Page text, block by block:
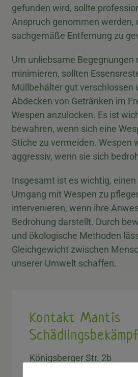
gefunden wird, sollte
Anspruch genommen werden,
sachgemäße Entfernung zu
Um unliebsame Begegnungen
minimieren, sollten
Müllbehälter gut verschlossen
Abdecken von Getränken im
Wespen anzulocken. Es ist
bewahren, wenn sich eine
Stiche zu vermeiden. Wespen
aggressiv, wenn sie sich
Insgesamt ist es wichtig,
Umgang mit Wespen zu
intervenieren, wenn ihre
Bedrohung darstellt. Durch
und ökologische Methoden
Gleichgewicht zwischen
unserer Umwelt schaffen.
Kontakt Mantis
Königsberger Str. 2b